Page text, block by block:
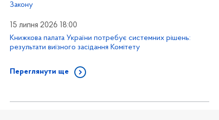
Закону
15 липня 2026 18:00
Книжкова палата України потребує системних рішень:
результати виїзного засідання Комітету
Переглянути ще